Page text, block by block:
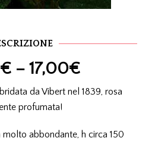
€ – 17,00€
da Vibert nel 1839, rosa
profumata!
molto abbondante, h circa 150